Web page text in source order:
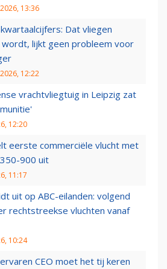
13:36
Dat vliegen
lijkt geen probleem voor
12:22
vrachtvliegtuig in Leipzig zat
12:20
eerste commerciële vlucht met
900 uit
11:17
uit op ABC-eilanden: volgend
rechtstreekse vluchten vanaf
10:24
CEO moet het tij keren